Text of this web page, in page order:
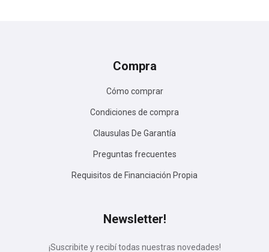
Compra
Cómo comprar
Condiciones de compra
Clausulas De Garantía
Preguntas frecuentes
Requisitos de Financiación Propia
Newsletter!
¡Suscribite y recibí todas nuestras novedades!